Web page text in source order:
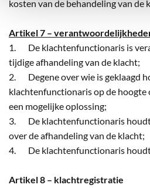
kosten van de behandeling van de
Artikel 7 –
1. De klachtenfunctionaris is
tijdige afhandeling van de klacht;
2. Degene over wie is geklaagd
klachtenfunctionaris op de hoogte
een mogelijke oplossing;
3. De klachtenfunctionaris houdt
over de afhandeling van de klacht;
4. De klachtenfunctionaris houdt
Artikel 8 – klachtregistratie